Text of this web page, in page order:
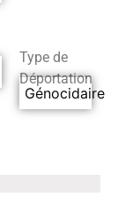
Type de
Déportation
Génocidaire